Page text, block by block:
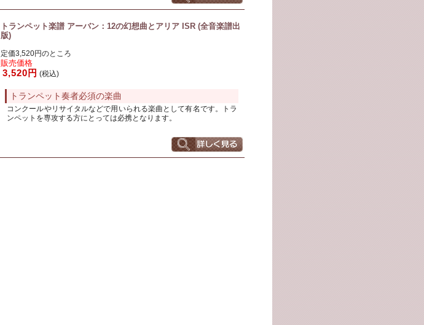
トランペット楽譜 アーバン：12の幻想曲とアリア ISR (全音楽譜出
版)
定価3,520円のところ
販売価格
3,520円 (税込)
トランペット奏者必須の楽曲
コンクールやリサイタルなどで用いられる楽曲として有名です。トラ
ンペットを専攻する方にとっては必携となります。